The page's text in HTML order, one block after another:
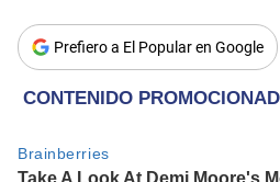
Prefiero a El Popular en Google